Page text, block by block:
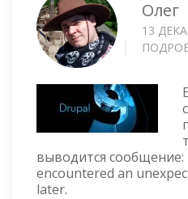
Олег
13
выводится сообщение:
encountered an
later.